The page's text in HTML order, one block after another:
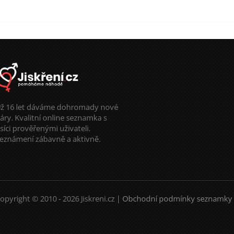
16 let dáváme dohromady nové
Kvalitní online seznamka s
prověřenými uživateli.
zábavně a aktivně.
© 2010 - 2026 Jiskreni.cz | Obchodní podmínky seznamky